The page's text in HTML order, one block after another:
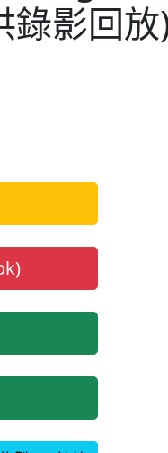
錄影回放